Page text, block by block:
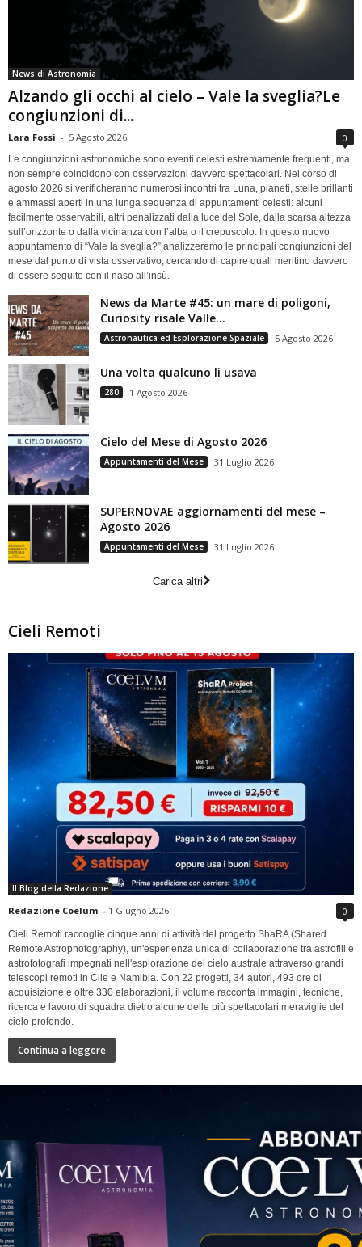
News di Astronomia
Alzando gli occhi al cielo – Vale la sveglia?Le
congiunzioni di...
Lara Fossi - 5 Agosto 2026 0
Le congiunzioni astronomiche sono eventi celesti estremamente frequenti, ma
non sempre coincidono con osservazioni davvero spettacolari. Nel corso di
agosto 2026 si verificheranno numerosi incontri tra Luna, pianeti, stelle brillanti
e ammassi aperti in una lunga sequenza di appuntamenti celesti: alcuni
facilmente osservabili, altri penalizzati dalla luce del Sole, dalla scarsa altezza
sull’orizzonte o dalla vicinanza con l’alba o il crepuscolo. In questo nuovo
appuntamento di “Vale la sveglia?” analizzeremo le principali congiunzioni del
mese dal punto di vista osservativo, cercando di capire quali meritino davvero
di essere seguite con il naso all’insù.
News da Marte #45: un mare di poligoni,
Curiosity risale Valle...
Astronautica ed Esplorazione Spaziale 5 Agosto 2026
Una volta qualcuno li usava
280 1 Agosto 2026
Cielo del Mese di Agosto 2026
Appuntamenti del Mese 31 Luglio 2026
SUPERNOVAE aggiornamenti del mese –
Agosto 2026
Appuntamenti del Mese 31 Luglio 2026
Carica altri
Cieli Remoti
Il Blog della Redazione
Redazione Coelum - 1 Giugno 2026 0
Cieli Remoti raccoglie cinque anni di attività del progetto ShaRA (Shared
Remote Astrophotography), un'esperienza unica di collaborazione tra astrofili e
astrofotografi impegnati nell'esplorazione del cielo australe attraverso grandi
telescopi remoti in Cile e Namibia. Con 22 progetti, 34 autori, 493 ore di
acquisizione e oltre 330 elaborazioni, il volume racconta immagini, tecniche,
ricerca e lavoro di squadra dietro alcune delle più spettacolari meraviglie del
cielo profondo.
Continua a leggere